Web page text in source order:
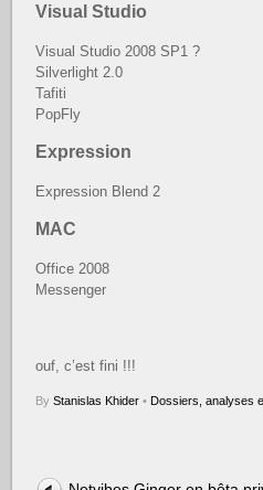
Visual Studio
Visual Studio 2008 SP1 ?
Silverlight 2.0
Tafiti
PopFly
Expression
Expression Blend 2
MAC
Office 2008
Messenger
ouf, c’est fini !!!
ByStanislas Khider • Dossiers, analyses